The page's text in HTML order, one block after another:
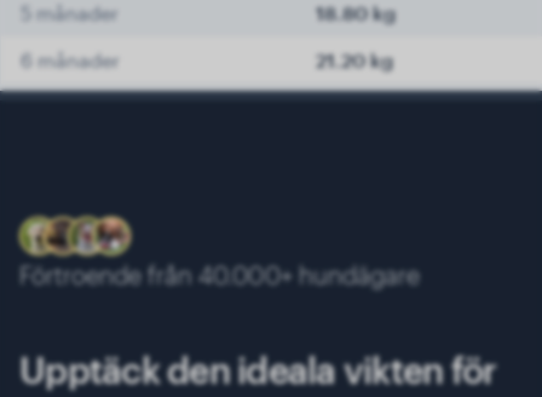
5 månader 18.80 kg
6 månader 21.20 kg
10 månader
27.80 kg
13 månader 29.40 kg
Förtroende från 40.000+ hundägare
Upptäck den ideala vikten för